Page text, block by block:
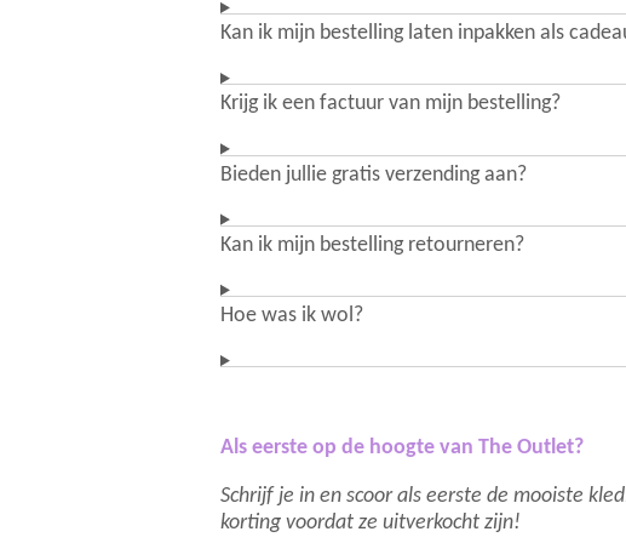
Kan ik mijn bestelling laten inpakken als
Krijg ik een factuur van mijn bestelling?
Bieden jullie gratis verzending aan?
Kan ik mijn bestelling retourneren?
Hoe was ik wol?
Als eerste op de hoogte van The Outlet?
Schrijf je in en scoor als eerste de mooiste
korting voordat ze uitverkocht zijn!